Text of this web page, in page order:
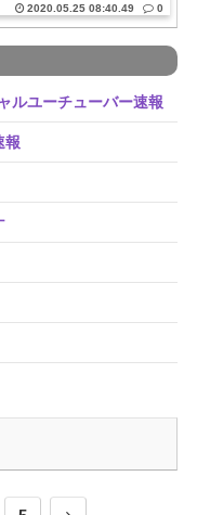
2020.05.25 08:40.49 0
ルユーチューバー速報
報